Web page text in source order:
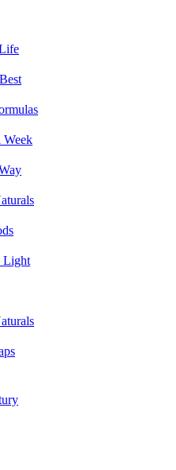
Light